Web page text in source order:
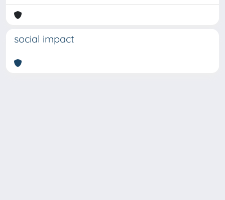
social impact